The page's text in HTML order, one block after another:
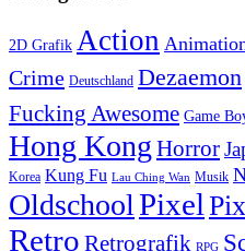
2D Grafik Action
Crime Deutschland Dezaemon
Fucking Awesome Game
Hong Kong Horror
Korea Kung Fu Lau Ching Wan Musik
OldschoolPixel
Retro Retrografik RPG